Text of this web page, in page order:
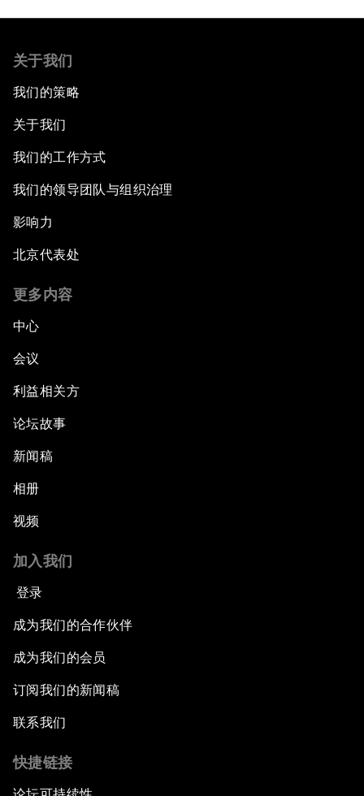
关于我们
我们的策略
关于我们
我们的工作方式
我们的领导团队与组织治理
影响力
北京代表处
更多内容
中心
会议
利益相关方
论坛故事
新闻稿
相册
视频
加入我们
登录
成为我们的合作伙伴
成为我们的会员
订阅我们的新闻稿
联系我们
快捷链接